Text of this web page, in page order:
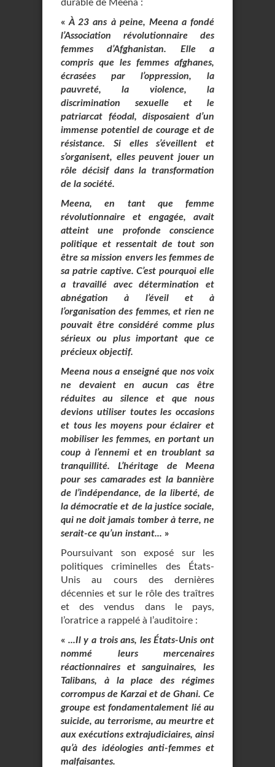
durable de Meena :
«À 23 ans à peine, Meena a fondé
l’Association révolutionnaire des
femmes d’Afghanistan. Elle a
compris que les femmes afghanes,
écrasées par l’oppression, la
pauvreté, la violence, la
discrimination sexuelle et le
patriarcat féodal, disposaient d’un
immense potentiel de courage et de
résistance. Si elles s’éveillent et
s’organisent, elles peuvent jouer un
rôle décisif dans la transformation
de la société.
Meena, en tant que femme
révolutionnaire et engagée, avait
atteint une profonde conscience
politique et ressentait de tout son
être sa mission envers les femmes de
sa patrie captive. C’est pourquoi elle
a travaillé avec détermination et
abnégation à l’éveil et à
l’organisation des femmes, et rien ne
pouvait être considéré comme plus
sérieux ou plus important que ce
précieux objectif.
Meena nous a enseigné que nos voix
ne devaient en aucun cas être
réduites au silence et que nous
devions utiliser toutes les occasions
et tous les moyens pour éclairer et
mobiliser les femmes, en portant un
coup à l’ennemi et en troublant sa
tranquillité. L’héritage de Meena
pour ses camarades est la bannière
de l’indépendance, de la liberté, de
la démocratie et de la justice sociale,
qui ne doit jamais tomber à terre, ne
serait-ce qu’un instant... »
Poursuivant son exposé sur les
politiques criminelles des États-
Unis au cours des dernières
décennies et sur le rôle des traîtres
et des vendus dans le pays,
l’oratrice a rappelé à l’auditoire :
« ...Il y a trois ans, les États-Unis ont
nommé leurs mercenaires
réactionnaires et sanguinaires, les
Talibans, à la place des régimes
corrompus de Karzai et de Ghani. Ce
groupe est fondamentalement lié au
suicide, au terrorisme, au meurtre et
aux exécutions extrajudiciaires, ainsi
qu’à des idéologies anti-femmes et
malfaisantes.